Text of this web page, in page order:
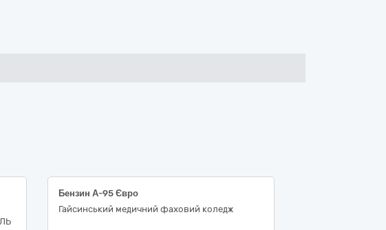
Бензин А-95 Євро
Гайсинський медичний фаховий коледж